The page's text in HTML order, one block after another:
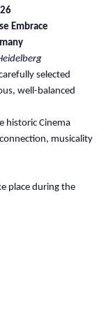
Embrace
selected
well-balanced
historic Cinema
musicality
place during the